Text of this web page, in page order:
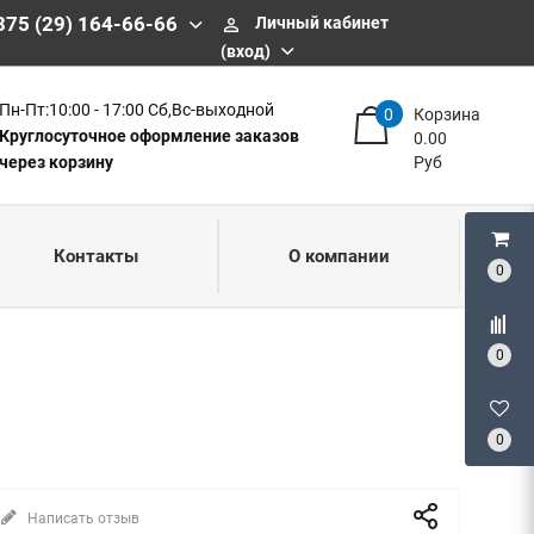
0
0
0
(29) 164-66-66 perm_identity
Личный кабинет
(вход)
Пн-Пт:10:00 - 17:00 Сб,Вс-выходной
Круглосуточное оформление заказов
через корзину
Корзина
0
0.00
Руб
Контакты О компании
Написать отзыв